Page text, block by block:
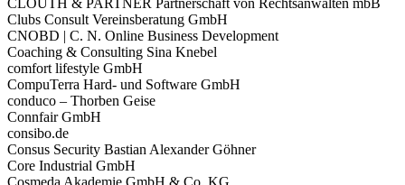
CLOUTH & PARTNER Partnerschaft von Rechtsanwälten mbB
Clubs Consult Vereinsberatung GmbH
CNOBD | C. N. Online Business Development
Coaching & Consulting Sina Knebel
comfort lifestyle GmbH
CompuTerra Hard- und Software GmbH
conduco – Thorben Geise
Connfair GmbH
consibo.de
Consus Security Bastian Alexander Göhner
Core Industrial GmbH